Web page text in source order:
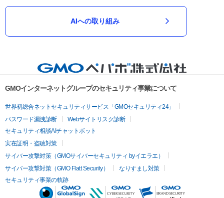
AIへの取り組み
GMOインターネットグループのセキュリティ事業について
世界初総合ネットセキュリティサービス「GMOセキュリティ24」
パスワード漏洩診断
Webサイトリスク診断
セキュリティ相談AIチャットボット
実在証明・盗聴対策
サイバー攻撃対策（GMOサイバーセキュリティ byイエラエ）
サイバー攻撃対策（GMO Flatt Security）
なりすまし対策
セキュリティ事業の軌跡